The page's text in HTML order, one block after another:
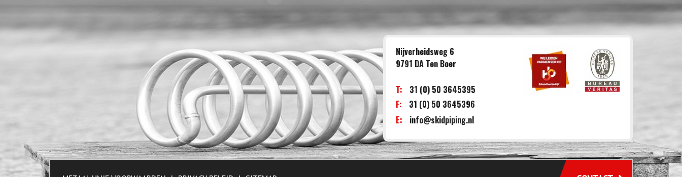
Nijverheidsweg 6
9791 DA Ten Boer
T:
31 (0) 50 3645395
F:
31 (0) 50 3645396
E:
info@skidpiping.nl